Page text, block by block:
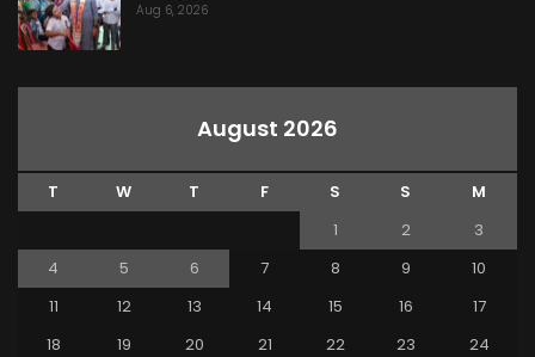
Aug 6, 2026
August 2026
T W T F S S
M
1
2
3
4
5 6 7 8 9
10
11
12 13 14 15 16
17
18
19 20 21 22 23
24